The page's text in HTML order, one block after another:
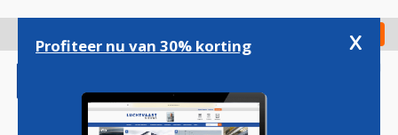
gaan
Check in
Profiteer nu van 30% korting x